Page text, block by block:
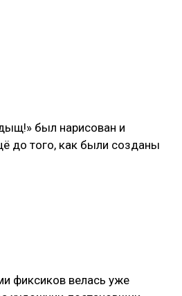
был нарисован и
до того, как были созданы
фиксиков велась уже